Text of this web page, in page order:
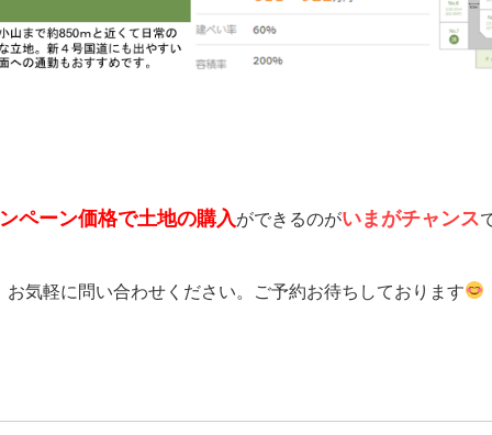
ペーン価格で土地の購入ができるのがいまがチャンス
お気軽に問い合わせください。ご予約お待ちしております